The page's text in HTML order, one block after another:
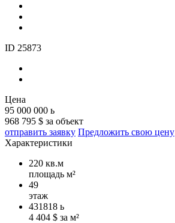
ID 25873
Цена
95 000 000 ь
968 795 $ за объект
отправить заявку Предложить свою цену
Характеристики
220 кв.м
площадь м²
49
этаж
431818 ь
4 404 $ за м²